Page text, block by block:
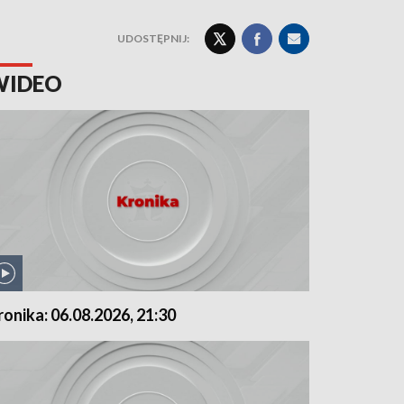
UDOSTĘPNIJ:
06.08.2026, 21:30